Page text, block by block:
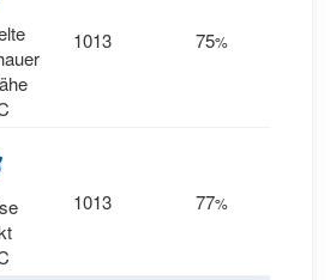
1013 75%
1013 77%